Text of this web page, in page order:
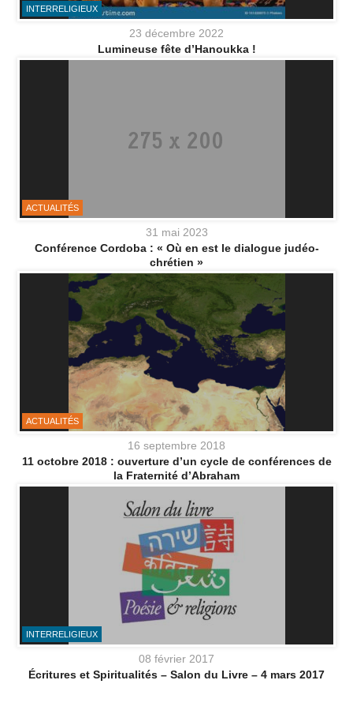
INTERRELIGIEUX
23 décembre 2022
Lumineuse fête d’Hanoukka !
ACTUALITÉS
31 mai 2023
Conférence Cordoba : « Où en est le dialogue judéo-
chrétien »
ACTUALITÉS
16 septembre 2018
11 octobre 2018 : ouverture d’un cycle de conférences de
la Fraternité d’Abraham
INTERRELIGIEUX
08 février 2017
Écritures et Spiritualités – Salon du Livre – 4 mars 2017